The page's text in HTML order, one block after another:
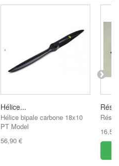
Hélice...
Hélice bipale carbone 18x10
PT Model
56,90 €
16,50